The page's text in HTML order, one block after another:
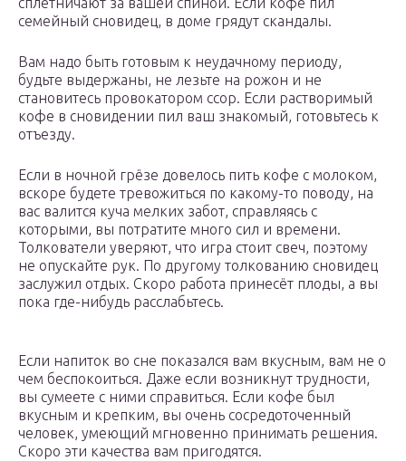
семейный сновидец, в доме грядут скандалы.
Вам надо быть готовым к неудачному периоду,
будьте выдержаны, не лезьте на рожон и не
становитесь провокатором ссор. Если растворимый
кофе в сновидении пил ваш знакомый, готовьтесь к
отъезду.
Если в ночной грёзе довелось пить кофе с молоком,
вскоре будете тревожиться по какому-то поводу, на
вас валится куча мелких забот, справляясь с
которыми, вы потратите много сил и времени.
Толкователи уверяют, что игра стоит свеч, поэтому
не опускайте рук. По другому толкованию сновидец
заслужил отдых. Скоро работа принесёт плоды, а вы
пока где-нибудь расслабьтесь.
Если напиток во сне показался вам вкусным, вам не о
чем беспокоиться. Даже если возникнут трудности,
вы сумеете с ними справиться. Если кофе был
вкусным и крепким, вы очень сосредоточенный
человек, умеющий мгновенно принимать решения.
Скоро эти качества вам пригодятся.